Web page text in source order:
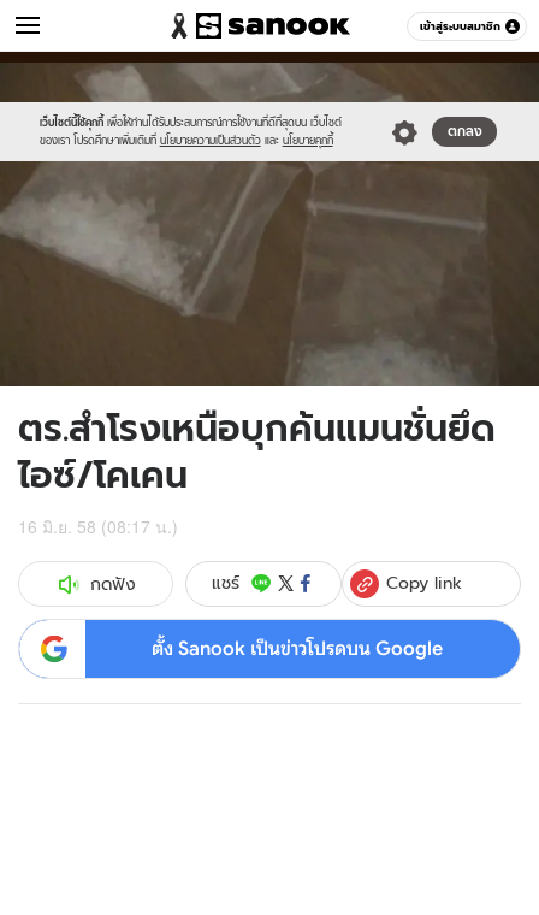
เข้าสู่ระบบสมาชิก
ข่าว หมวดอื่นๆ
เว็บไซต์นี้ใช้คุกกี้ เพื่อให้ท่านได้รับประสบการณ์การใช้งานที่ดีที่สุดบน เว็บไซต์
ของเรา โปรดศึกษาเพิ่มเติมที่ นโยบายความเป็นส่วนตัว และ นโยบายคุกกี้
ตกลง
//s.isanook.com/sr/0/images/logo-
new-
sanook.png
//s.isanook.com/ns/0/ud/362/1812998/625142-
01.jpg
ตร.สำโรงเหนือบุกค้นแมนชั่นยึด
ไอซ์/โคเคน
16 มิ.ย. 58 (08:17 น.)
กดฟัง แชร์ Copy link
ตั้ง Sanook เป็นข่าวโปรดบน Google